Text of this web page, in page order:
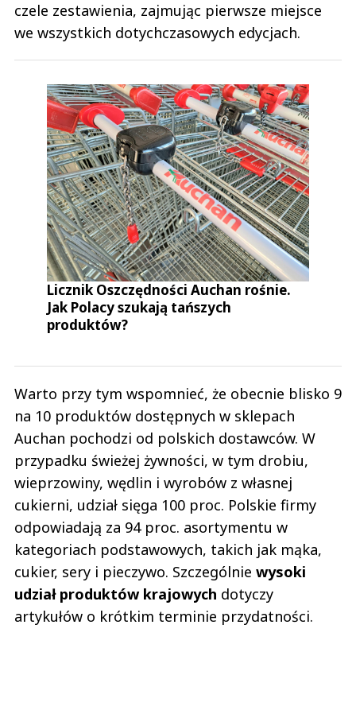
czele zestawienia, zajmując pierwsze miejsce
we wszystkich dotychczasowych edycjach.
Licznik Oszczędności Auchan rośnie.
Jak Polacy szukają tańszych
produktów?
Warto przy tym wspomnieć, że obecnie blisko 9
na 10 produktów dostępnych w sklepach
Auchan pochodzi od polskich dostawców. W
przypadku świeżej żywności, w tym drobiu,
wieprzowiny, wędlin i wyrobów z własnej
cukierni, udział sięga 100 proc. Polskie firmy
odpowiadają za 94 proc. asortymentu w
kategoriach podstawowych, takich jak mąka,
cukier, sery i pieczywo. Szczególnie wysoki
udział produktów krajowych dotyczy
artykułów o krótkim terminie przydatności.